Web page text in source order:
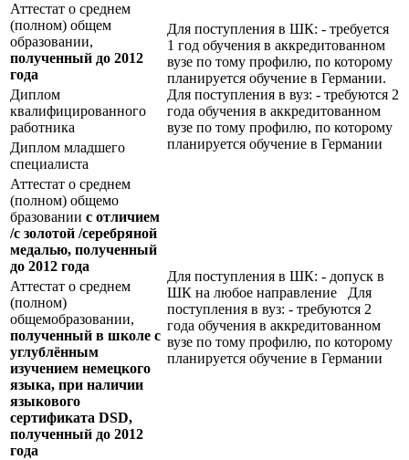
Аттестат о среднем
(полном) общем
образовании,
полученный до 2012
года
Для поступления в ШК: - требуется
1 год обучения в аккредитованном
вузе по тому профилю, по которому
планируется обучение в Германии.
Для поступления в вуз: - требуются 2
года обучения в аккредитованном
вузе по тому профилю, по которому
планируется обучение в Германии
Диплом
квалифицированного
работника
Диплом младшего
специалиста
Аттестат о среднем
(полном) общемо
бразовании с отличием
/с золотой /серебряной
медалью, полученный
до 2012 года
Для поступления в ШК: - допуск в
ШК на любое направление Для
поступления в вуз: - требуются 2
года обучения в аккредитованном
вузе по тому профилю, по которому
планируется обучение в Германии
Аттестат о среднем
(полном)
общемобразовании,
полученный в школе с
углублённым
изучением немецкого
языка, при наличии
языкового
сертификата DSD,
полученный до 2012
года